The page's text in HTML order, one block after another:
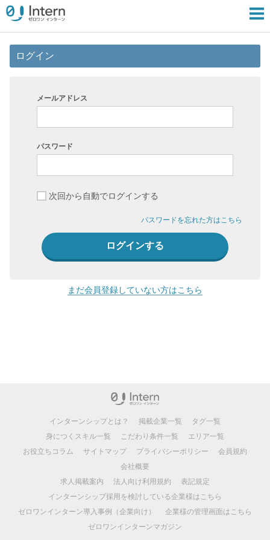
ログイン
メールアドレス
パスワード
次回から自動でログインする
パスワードを忘れた方はこちら
まだ会員登録していない方はこちら
インターンシップとは？ 掲載企業一覧
タグ一覧
身につくスキル一覧
こだわり条件一覧
エリア一覧
お役立ちコラム
サイトマップ プライバシーポリシー
会員規約
会社概要
求人掲載案内
法人向け利用規約
表記規定
インターンシップ採用を検討している企業様はこちら
ゼロワンインターン導入事例（企業向け）
企業様の管理画面はこちら
ゼロワンインターンマガジン